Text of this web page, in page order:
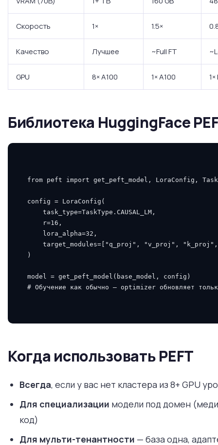
Скорость 1× 1.5×
Качество Лучшее ~Full FT
GPU 8× A100 1× A100
Библиотека HuggingFace
from peft import get_peft_model , LoraConfig ,
config = LoraConfig (
task_type=TaskType . CAUSAL_LM ,
r=16 ,
lora_alpha=32 ,
target_modules= "q_proj" , "v_proj" , "k_proj" ,
)
model = get_peft_model ( base_model , config )
# Обучение как обычно — optimizer обновляет
Когда использовать PEFT
Всегда, если у вас нет кластера из 8+ GPU
Для специализации модели под домен
код)
Для мульти-тенантности — база одна,